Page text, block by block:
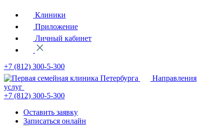
Клиники
Приложение
Личный кабинет
+7 (812) 300-5-300
Направления
услуг
+7 (812) 300-5-300
Оставить заявку
Записаться онлайн